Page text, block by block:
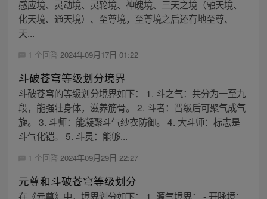
感应境、灵动境、灵轮境、神魄境、三天之境（融天境、
化天境、通天境）、至尊境，至尊境之后还有地至尊、
天...
1 个回答 2024年09月17日 01:22
斗破苍穹等级划分境界
斗破苍穹的等级划分境界如下： 1. 斗之气：共分为一至九
段，能强壮身体，滋养筋骨。 2. 斗者：晋级后可聚气成气
旋。 3. 斗师：能凝聚斗气纱衣防御。 4. 大斗师：标志是
斗气化铠。 5. 斗灵：能够...
1 个回答 2024年09月29日 22:27
元尊和斗破苍穹等级划分
在《元尊》中，境界划分如下： 1. 源气境界： - 开脉境：